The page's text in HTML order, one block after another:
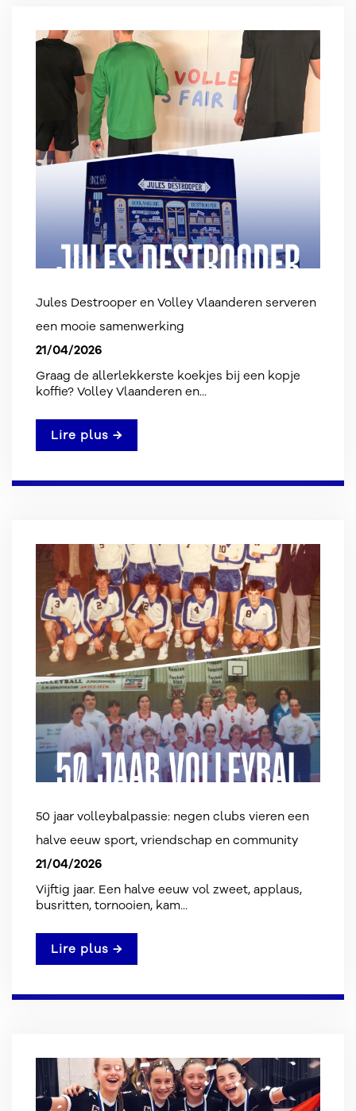
Jules Destrooper en Volley Vlaanderen serveren
een mooie samenwerking
21/04/2026
Graag de allerlekkerste koekjes bij een kopje
koffie? Volley Vlaanderen en...
Lire plus →
50 jaar volleybalpassie: negen clubs vieren een
halve eeuw sport, vriendschap en community
21/04/2026
Vijftig jaar. Een halve eeuw vol zweet, applaus,
busritten, tornooien, kam...
Lire plus →